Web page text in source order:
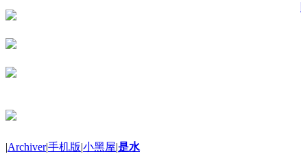
|Archiver|手机版|小黑屋|是水